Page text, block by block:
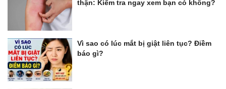
thận: Kiểm tra ngay xem bạn có không?
Vì sao có lúc mắt bị giật liên tục? Điềm
báo gì?